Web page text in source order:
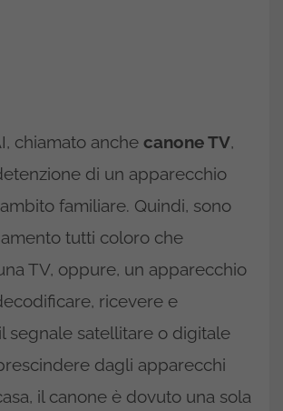
chiamato anche canone TV,
di un apparecchio
familiare. Quindi, sono
tutti coloro che
TV, oppure, un apparecchio
ricevere e
segnale satellitare o digitale
dagli apparecchi
il canone è dovuto una sola